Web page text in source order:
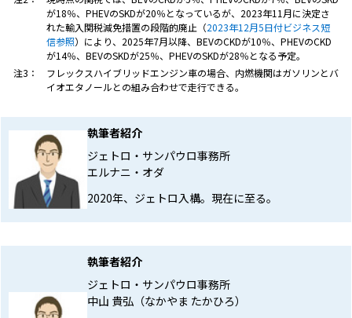
が18％、PHEVのSKDが20％となっているが、2023年11月に決定さ
れた輸入関税減免措置の段階的廃止（2023年12月5日付ビジネス短
信参照）により、2025年7月以降、BEVのCKDが10％、PHEVのCKD
が14％、BEVのSKDが25％、PHEVのSKDが28％となる予定。
注3：
フレックスハイブリッドエンジン車の場合、内燃機関はガソリンとバ
イオエタノールとの組み合わせで走行できる。
執筆者紹介
ジェトロ・サンパウロ事務所
エルナニ・オダ
2020年、ジェトロ入構。現在に至る。
執筆者紹介
ジェトロ・サンパウロ事務所
中山 貴弘（なかやま たかひろ）